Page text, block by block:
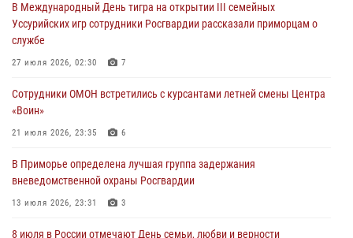
Уссурийских игр сотрудники Росгвардии рассказали приморцам о
службе
27 июля 2026, 02:30
разрешительной работы Росгвардии напомнили гражданам, как
сдать оружие за вознаграждение
23 июля 2026, 22:45
Во Владивостоке росгвардейцы пресекли три попытки хищения в
магазинах
22 июля 2026, 23:38
В Международный День тигра на открытии III семейных
Уссурийских игр сотрудники Росгвардии рассказали приморцам о
службе
27 июля 2026, 02:30 7
Сотрудники ОМОН встретились с курсантами летней смены Центра
«Воин»
21 июля 2026, 23:35 6
В Приморье определена лучшая группа задержания
вневедомственной охраны Росгвардии
13 июля 2026, 23:31 3
8 июля в России отмечают День семьи, любви и верности